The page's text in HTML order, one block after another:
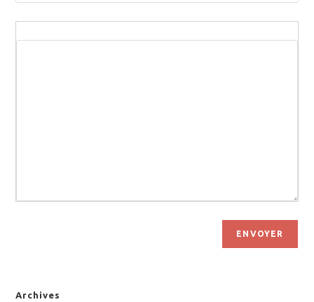
ENVOYER
Archives